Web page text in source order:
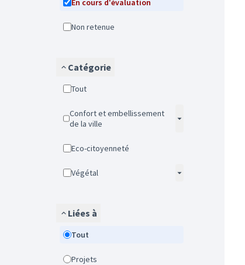
En cours d'évaluation
Non retenue
Catégorie
Tout
Confort et embellissement
de la ville
Eco-citoyenneté
Végétal
Liées à
Tout
Projets